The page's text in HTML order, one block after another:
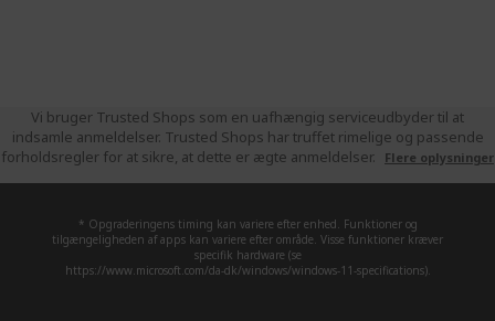
Vi bruger Trusted Shops som en uafhængig serviceudbyder til at
indsamle anmeldelser. Trusted Shops har truffet rimelige og passende
forholdsregler for at sikre, at dette er ægte anmeldelser.
Flere oplysninger
* Opgraderingens timing kan variere efter enhed. Funktioner og
tilgængeligheden af apps kan variere efter område. Visse funktioner kræver
specifik hardware (se
https://www.microsoft.com/da-dk/windows/windows-11-specifications).